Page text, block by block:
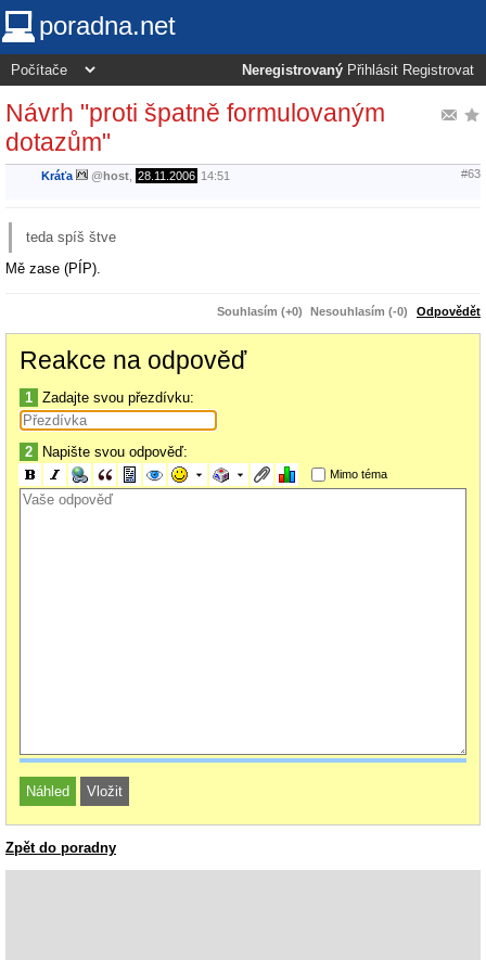
poradna.net
Neregistrovaný Přihlásit Registrovat
Návrh "proti špatně formulovaným
dotazům"
Kráťa @host 28.11.2006 14:51 #63
teda spíš štve
Mě zase (PÍP).
Souhlasím (+0) Nesouhlasím (-0) Odpovědět
Reakce na odpověď
1 Zadajte svou přezdívku:
2 Napište svou odpověď:
Mimo téma
Zpět do poradny